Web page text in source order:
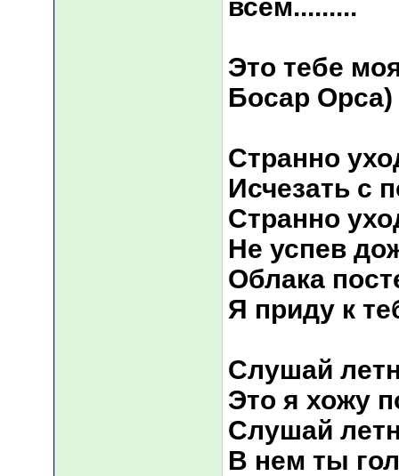
всем.........
Это тебе
Босар Орса)
Странно
Исчезать с
Странно
Hе успев
Облака
Я приду к
Слушай
Это я хожу
Слушай
В нем ты